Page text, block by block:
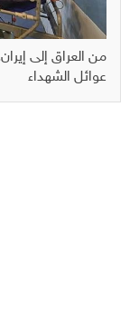
من العراق إلى
عوائل الشهداء